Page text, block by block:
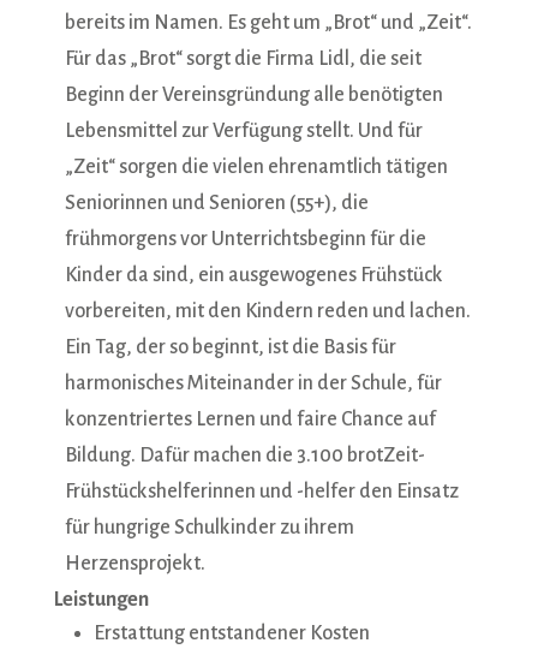
bereits im Namen. Es geht um „Brot“ und „Zeit“.
Für das „Brot“ sorgt die Firma Lidl, die seit
Beginn der Vereinsgründung alle benötigten
Lebensmittel zur Verfügung stellt. Und für
„Zeit“ sorgen die vielen ehrenamtlich tätigen
Seniorinnen und Senioren (55+), die
frühmorgens vor Unterrichtsbeginn für die
Kinder da sind, ein ausgewogenes Frühstück
vorbereiten, mit den Kindern reden und lachen.
Ein Tag, der so beginnt, ist die Basis für
harmonisches Miteinander in der Schule, für
konzentriertes Lernen und faire Chance auf
Bildung. Dafür machen die 3.100 brotZeit-
Frühstückshelferinnen und -helfer den Einsatz
für hungrige Schulkinder zu ihrem
Herzensprojekt.
Leistungen
Erstattung entstandener Kosten